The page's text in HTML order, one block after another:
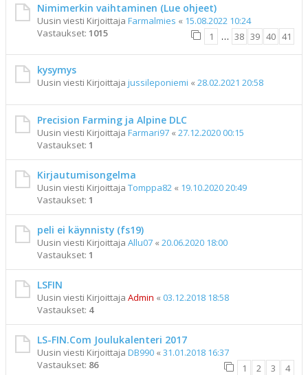
Nimimerkin vaihtaminen (Lue ohjeet)
Uusin viesti Kirjoittaja Farmalmies « 15.08.2022 10:24
Vastaukset: 1015 1 … 38 39 40 41
kysymys
Uusin viesti Kirjoittaja jussileponiemi « 28.02.2021 20:58
Precision Farming ja Alpine DLC
Uusin viesti Kirjoittaja Farmari97 « 27.12.2020 00:15
Vastaukset: 1
Kirjautumisongelma
Uusin viesti Kirjoittaja Tomppa82 « 19.10.2020 20:49
Vastaukset: 1
peli ei käynnisty (fs19)
Uusin viesti Kirjoittaja Allu07 « 20.06.2020 18:00
Vastaukset: 1
LSFIN
Uusin viesti Kirjoittaja Admin « 03.12.2018 18:58
Vastaukset: 4
LS-FIN.Com Joulukalenteri 2017
Uusin viesti Kirjoittaja DB990 « 31.01.2018 16:37
Vastaukset: 86 1 2 3 4